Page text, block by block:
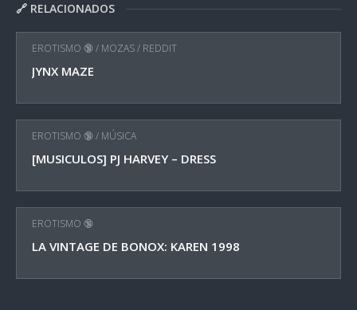
🔗 RELACIONADOS
EROTISMO 🔞/ MOZAS/ REDDIT
JYNX MAZE
EROTISMO 🔞/ MÚSICA
[MUSICULOS] PJ HARVEY – DRESS
EROTISMO 🔞
LA VINTAGE DE BONOX: KAREN 1998